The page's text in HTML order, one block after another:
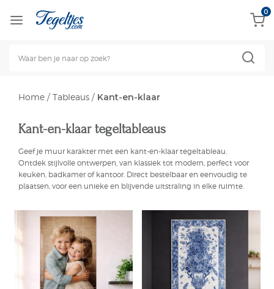
0
Home / Tableaus / Kant-en-klaar
Kant-en-klaar tegeltableaus
Geef je muur karakter met een kant-en-klaartegeltableau.
Ontdek stijlvolle ontwerpen, van klassiek tot modern, perfect voor
keuken, badkamer of kantoor. Direct bestelbaar en eenvoudig te
plaatsen, voor een unieke en blijvende uitstraling in elke ruimte.